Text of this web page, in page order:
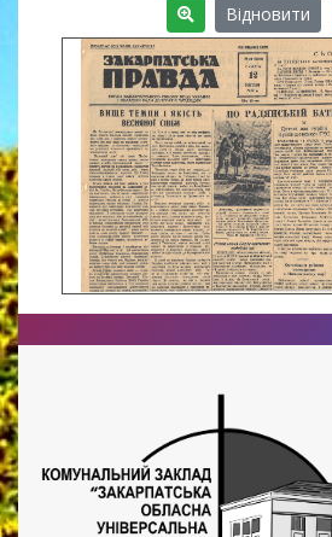
Відновити